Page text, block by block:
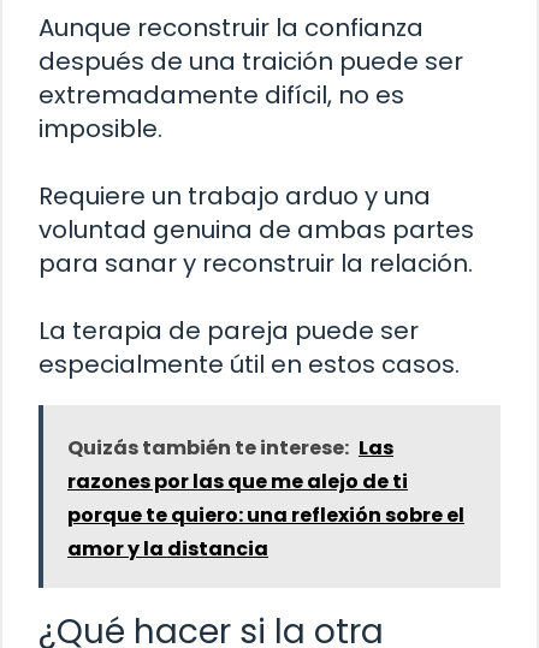
Aunque reconstruir la confianza
después de una traición puede ser
extremadamente difícil, no es
imposible.
Requiere un trabajo arduo y una
voluntad genuina de ambas partes
para sanar y reconstruir la relación.
La terapia de pareja puede ser
especialmente útil en estos casos.
Quizás también te interese: Las
razones por las que me alejo de ti
porque te quiero: una reflexión sobre el
amor y la distancia
¿Qué hacer si la otra